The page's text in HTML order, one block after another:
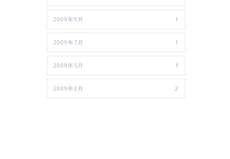
2009年9月 1
2009年7月 1
2009年5月 1
2009年2月 2